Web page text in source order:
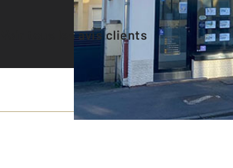
Voir tous les avis clients